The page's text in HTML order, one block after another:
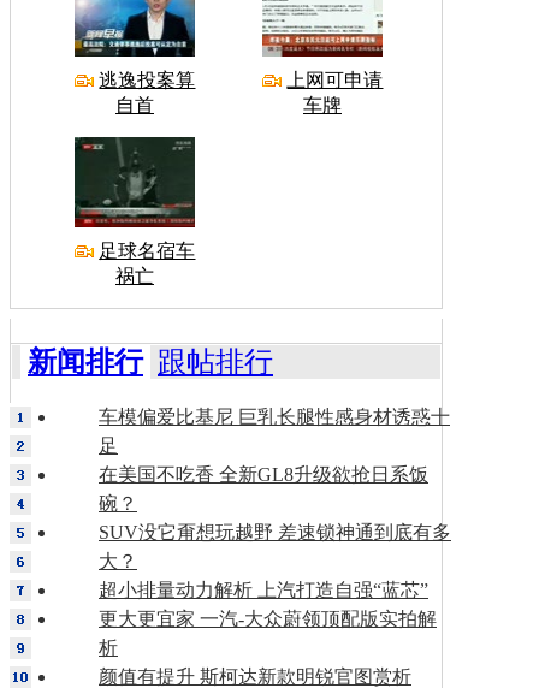
逃逸投案算
自首
上网可申请
车牌
足球名宿车
祸亡
新闻排行 跟帖排行
车模偏爱比基尼 巨乳长腿性感身材诱惑十
足
在美国不吃香 全新GL8升级欲抢日系饭
碗？
SUV没它甭想玩越野 差速锁神通到底有多
大？
超小排量动力解析 上汽打造自强“蓝芯”
更大更宜家 一汽-大众蔚领顶配版实拍解
析
颜值有提升 斯柯达新款明锐官图赏析